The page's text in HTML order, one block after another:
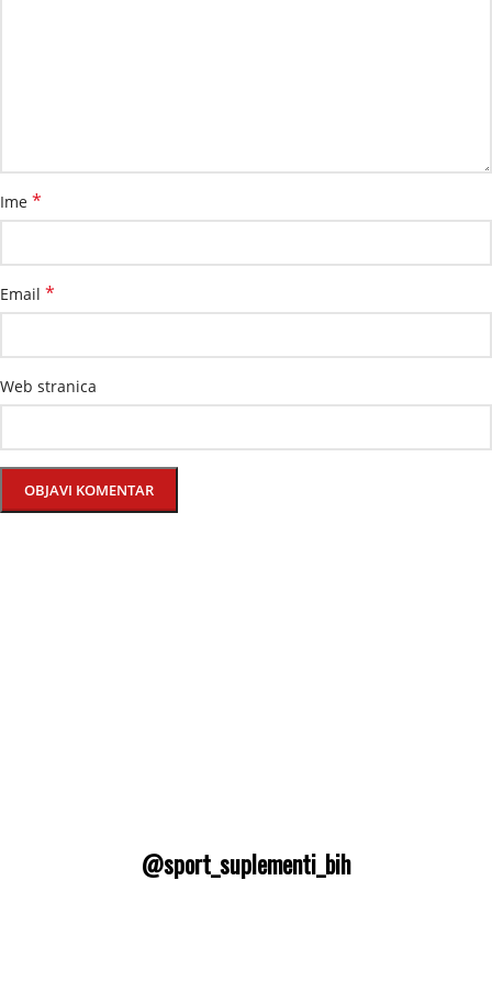
Ime *
Email *
Web stranica
@sport_suplementi_bih